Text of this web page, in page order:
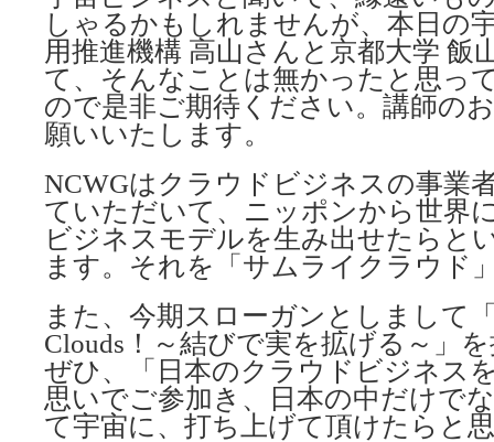
しゃるかもしれませんが、本日の
用推進機構 高山さんと京都大学 飯
て、そんなことは無かったと思っ
ので是非ご期待ください。講師の
願いいたします。
NCWGはクラウドビジネスの事業
ていただいて、ニッポンから世界
ビジネスモデルを生み出せたらと
ます。それを「サムライクラウド
また、今期スローガンとしまして
Clouds！～結びで実を拡げる～」
ぜひ、「日本のクラウドビジネス
思いでご参加き、日本の中だけで
て宇宙に、打ち上げて頂けたらと